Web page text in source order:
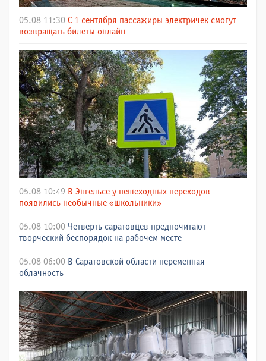
05.08 11:30 С 1 сентября пассажиры электричек смогут
возвращать билеты онлайн
05.08 10:49 В Энгельсе у пешеходных переходов
появились необычные «школьники»
05.08 10:00 Четверть саратовцев предпочитают
творческий беспорядок на рабочем месте
05.08 06:00 В Саратовской области переменная
облачность